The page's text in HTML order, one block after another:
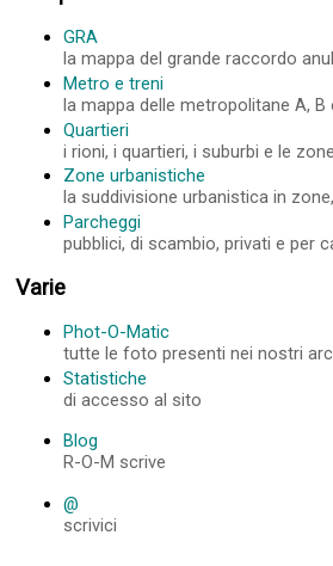
GRA
la mappa del grande raccordo
Metro e treni
la mappa delle metropolitane A, B
Quartieri
i rioni, i quartieri, i suburbi e le
Zone urbanistiche
la suddivisione urbanistica in
Parcheggi
pubblici, di scambio, privati e per
Varie
Phot-O-Matic
tutte le foto presenti nei nostri
Statistiche
di accesso al sito
Blog
R-O-M scrive
@
scrivici